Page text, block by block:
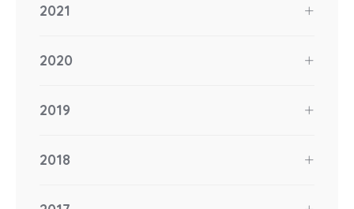
2021
2020
2019
2018